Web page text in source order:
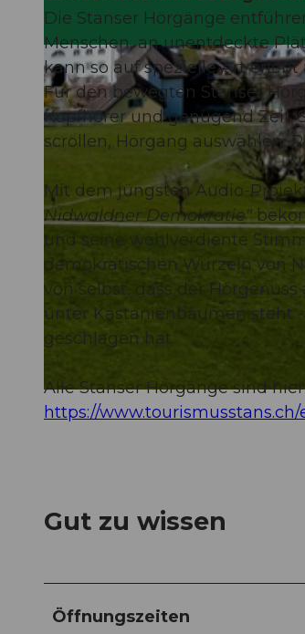
©CC-BY-NC-ND
Die Stanser Hörgänge
Menschen, an unentdeckte
kann so auf spezielle Art
Für den bewegten Stanser
Kopfhörer und genügend Zeit.
scrollen, Hörgang auswählen,
Mit dem jüngsten Audio-
Nidwaldner Demokratie"
und seine wohlverdiente
demokratischen Wurzeln von
von selbst, dass der
unter Kastanienbäumen steht
geschlagen hat.
Alle Stanser Hörgänge sind
https://
Gut zu wissen
Öffnungszeiten